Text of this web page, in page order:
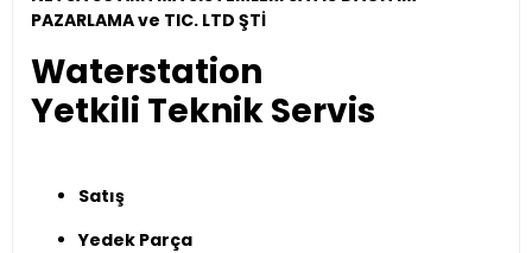
PAZARLAMA ve TIC. LTD ŞTİ
Waterstation
Yetkili Teknik Servis
Satış
Yedek Parça